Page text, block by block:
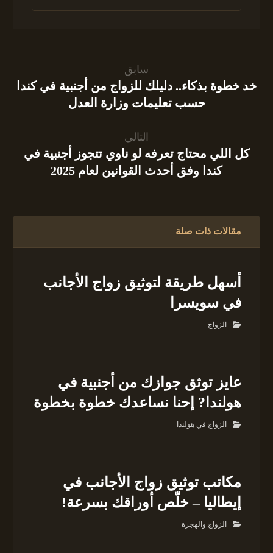
سابق
خد خطوة بذكاء.. دليلك للزواج من أجنبية في كندا
حسب تعليمات وزارة العدل
التالي
كل اللي محتاج تعرفه لو ناوي تتجوز أجنبية في
كندا وفق أحدث القوانين لعام 2025
مقالات ذات صلة
أسهل طريقة لتوثيق زواج الأجانب
في سويسرا
الزواج
عايز توثق جوازك من أجنبية في
هولندا? إحنا نساعدك خطوة بخطوة
الزواج في هولندا
مكاتب توثيق زواج الأجانب في
إيطاليا – خلّص أوراقك بسرعة!
الزواج والهجرة